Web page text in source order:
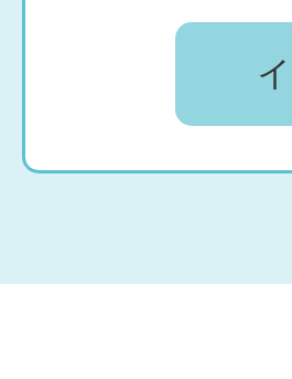
外部プロ人材
の声をご紹介し